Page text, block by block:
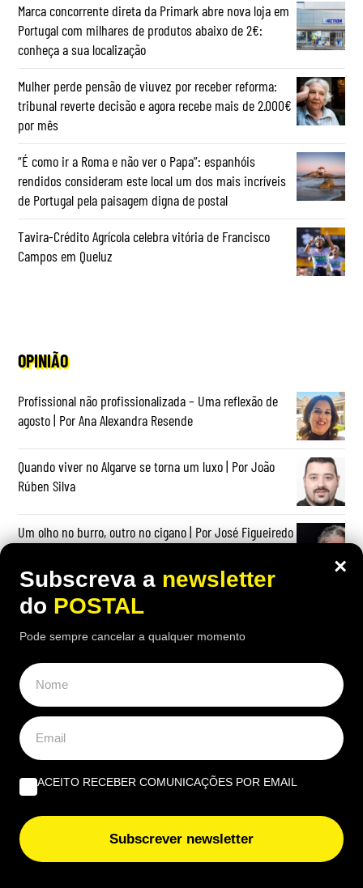
Marca concorrente direta da Primark abre nova loja em
Portugal com milhares de produtos abaixo de 2€:
conheça a sua localização
Mulher perde pensão de viuvez por receber reforma:
tribunal reverte decisão e agora recebe mais de 2.000€
por mês
“É como ir a Roma e não ver o Papa”: espanhóis
rendidos consideram este local um dos mais incríveis
de Portugal pela paisagem digna de postal
Tavira-Crédito Agrícola celebra vitória de Francisco
Campos em Queluz
OPINIÃO
Profissional não profissionalizada – Uma reflexão de
agosto | Por Ana Alexandra Resende
Quando viver no Algarve se torna um luxo | Por João
Rúben Silva
Um olho no burro, outro no cigano | Por José Figueiredo
EUROPE DIRECT ALGARVE
União Europeia ‘aperta’: novas regras europeias vão
proibir estas embalagens e algumas entram em vigor já
nesta data
Cultura e sustentabilidade marcam terceira edição da
Al-Bauhaus Dream Academy
×
Subscreva a newsletter
do POSTAL
Pode sempre cancelar a qualquer momento
ACEITO RECEBER COMUNICAÇÕES POR EMAIL
Subscrever newsletter